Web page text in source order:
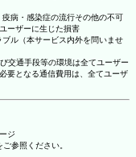
病・感染症の流行その他の不可
ーザーに生じた損害
ル（本サービス内外を問いませ
交通手段等の環境は全てユーザー
要となる通信費用は、全てユーザ
ジ
ご参照ください。